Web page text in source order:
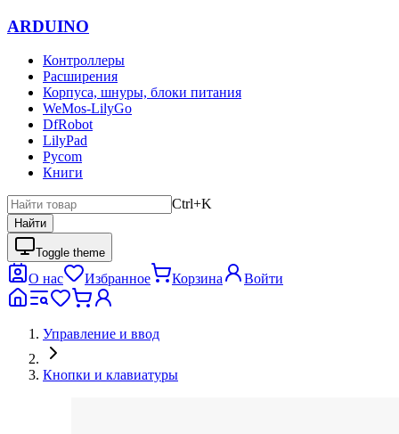
ARDUINO
Контроллеры
Расширения
Корпуса, шнуры, блоки питания
WeMos-LilyGo
DfRobot
LilyPad
Pycom
Книги
Ctrl+K
Найти
Toggle theme
О нас Избранное Корзина Войти
Управление и ввод
Кнопки и клавиатуры